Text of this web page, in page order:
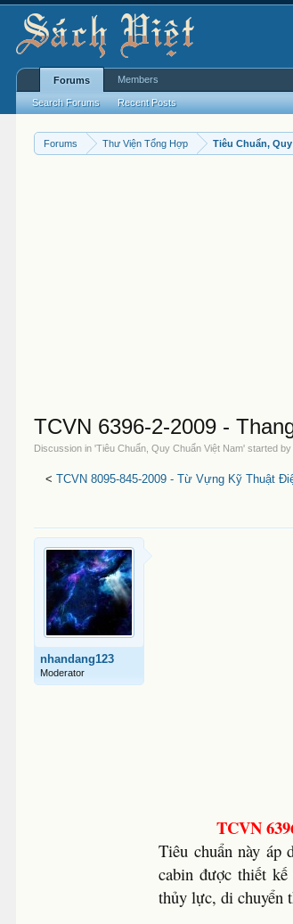
Forums Thư Viện Tổng Hợp Tiêu Chuẩn,
TCVN 6396-2-2009 -
Discussion in 'Tiêu Chuẩn, Quy Chuẩn Việt Nam' started
< TCVN 8095-845-2009 - Từ Vựng Kỹ Thuật
nhandang123
Moderator
TCVN
Tiêu chuẩn này áp
cabin được thiết
thủy lực, di chuyển
Forums
Search Forums Recent Posts
Members